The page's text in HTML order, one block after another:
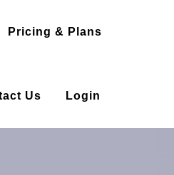
Pricing & Plans
Us Login